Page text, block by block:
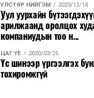
УЛСТӨР НИЙГЭМ 2023/12/14
Уул уурхайн
арилжаанд оролцох
компаниудын тоо н...
ЦАГ ҮЕ 2020/03/25
Үс шинээр үргээлгэх
тохиромжгүй